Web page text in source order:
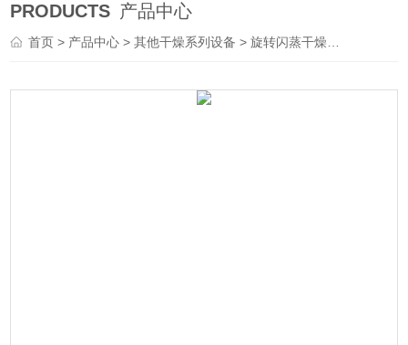
PRODUCTS 产品中心
首页> 产品中心 >其他干燥系列设备 >旋转闪蒸干燥机